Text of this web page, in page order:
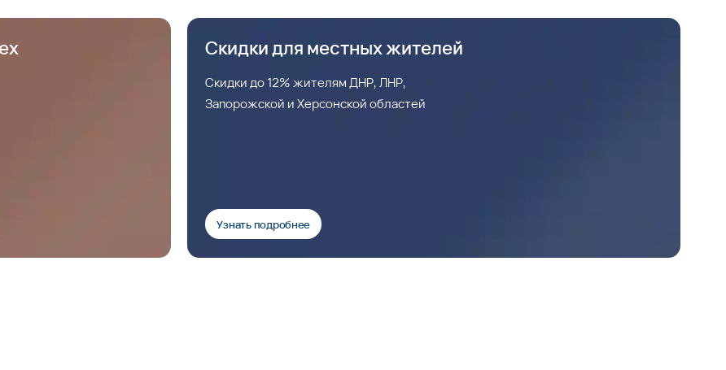
Скидки для местных жителей
Скидки до 12% жителям ДНР, ЛНР,
Запорожской и Херсонской областей
Узнать подробнее